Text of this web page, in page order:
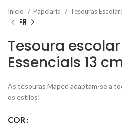
Início Papelaria Tesouras
Tesoura
Essencials 13
As tesouras Maped adaptam-se a
os estilos!
COR